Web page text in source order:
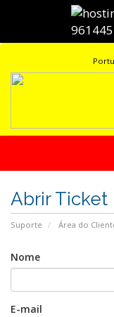
Abrir Ticket
Suporte Área do
Nome
E-mail